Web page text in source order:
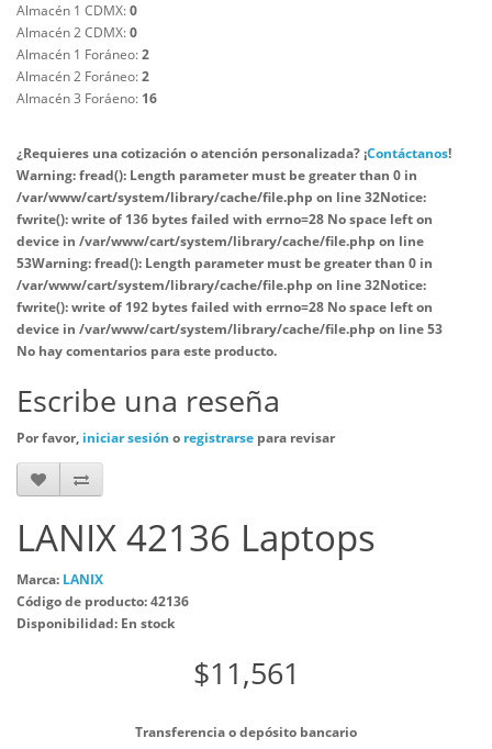
Almacén 1 CDMX:0
Almacén 2 CDMX:0
Almacén 1 Foráneo:2
Almacén 2 Foráneo:2
Almacén 3 Foráeno: 16
¿Requieres una cotización o atención personalizada? ¡Contáctanos!
Warning: fread(): Length parameter must be greater than 0 in
/var/www/cart/system/library/cache/file.php on line32Notice:
fwrite(): write of 136 bytes failed with errno=28 No space left on
device in /var/www/cart/system/library/cache/file.php on line
53Warning: fread(): Length parameter must be greater than 0 in
/var/www/cart/system/library/cache/file.php on line32Notice:
fwrite(): write of 192 bytes failed with errno=28 No space left on
device in /var/www/cart/system/library/cache/file.php on line53
No hay comentarios para este producto.
Escribe una reseña
Por favor, iniciar sesión o registrarse para revisar
LANIX 42136 Laptops
Marca: LANIX
Código de producto: 42136
Disponibilidad: En stock
$11,561
Transferencia o depósito bancario